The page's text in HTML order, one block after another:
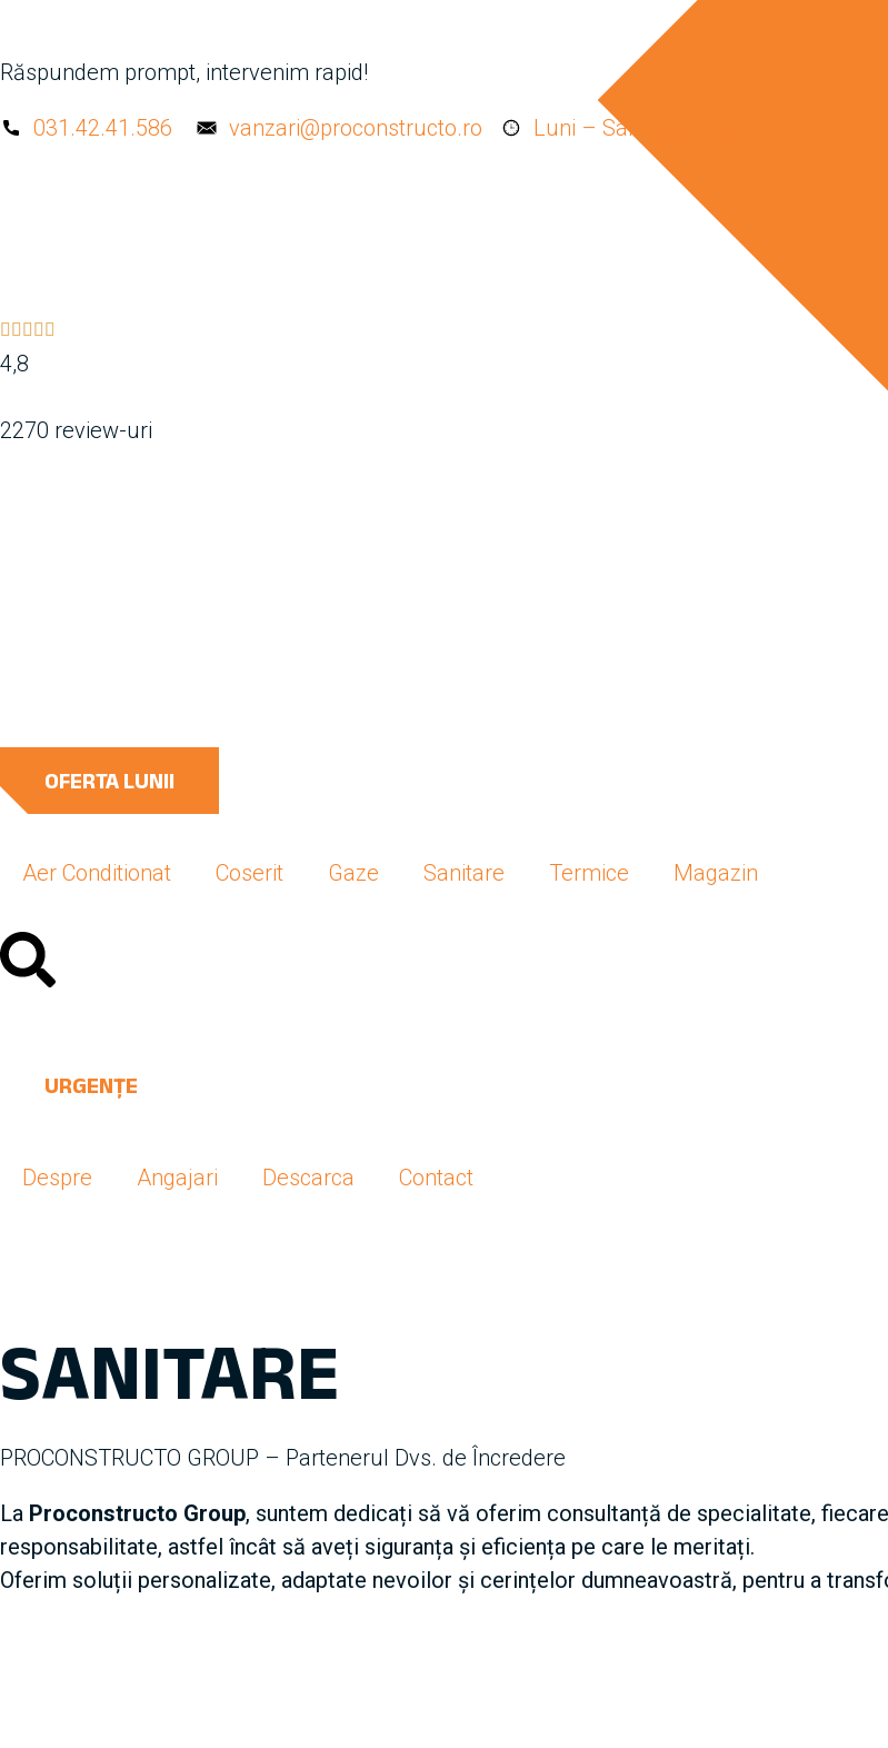
Răspundem prompt, intervenim rapid!
031.42.41.586 vanzari@proconstructo.ro Luni – Sâmbătă: 9.00 – 18.00
4,8
2270 review-uri
OFERTA LUNII
Aer Conditionat Coserit Gaze Sanitare Termice Magazin
URGENȚE
Despre Angajari Descarca Contact
SANITARE
PROCONSTRUCTO GROUP – Partenerul Dvs. de Încredere
La Proconstructo Group, suntem dedicați să vă oferim consultanță de specialitate,
responsabilitate, astfel încât să aveți siguranța și eficiența pe care le meritați.
Oferim soluții personalizate, adaptate nevoilor și cerințelor dumneavoastră, pentru a